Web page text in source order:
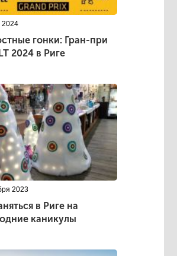
гонки: Гран-при
2024 в Риге
2023
в Риге на
каникулы